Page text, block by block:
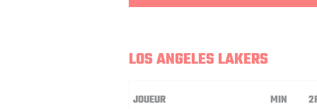
LOS ANGELES LAKERS
JOUEUR MIN